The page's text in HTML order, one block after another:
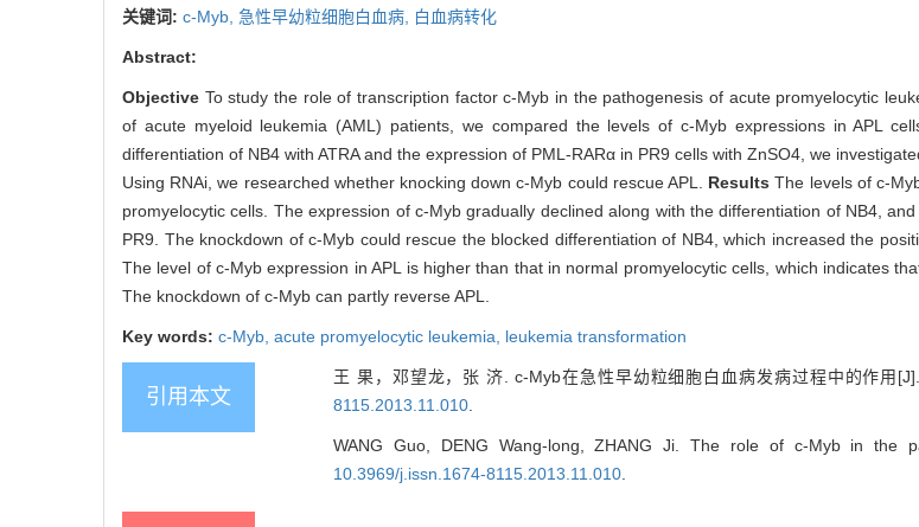
关键词: c-Myb, 急性早幼粒细胞白血病, 白血病转化
Abstract:
Objective To study the role of transcription factor c-Myb in the pathogenesis of acute promyelocytic
of acute myeloid leukemia (AML) patients, we compared the levels of c-Myb expressions in APL
differentiation of NB4 with ATRA and the expression of PML-RARα in PR9 cells with ZnSO4, we
Using RNAi, we researched whether knocking down c-Myb could rescue APL. ResultsThe levels of c-
promyelocytic cells. The expression of c-Myb gradually declined along with the differentiation of NB4,
PR9. The knockdown of c-Myb could rescue the blocked differentiation of NB4, which increased the
The level of c-Myb expression in APL is higher than that in normal promyelocytic cells, which indicates
The knockdown of c-Myb can partly reverse APL.
Key words: c-Myb, acute promyelocytic leukemia, leukemia transformation
引用本文
王 果，邓望龙，张 济. c-Myb在急性早幼粒细胞白血病发病过程中的作用
8115.2013.11.010.
WANG Guo, DENG Wang-long, ZHANG Ji. The role of c-Myb in the
10.3969/j.issn.1674-8115.2013.11.010.